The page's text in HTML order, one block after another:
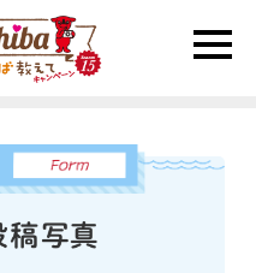
toggle